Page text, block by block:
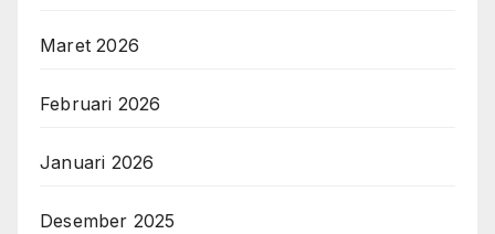
Maret 2026
Februari 2026
Januari 2026
Desember 2025